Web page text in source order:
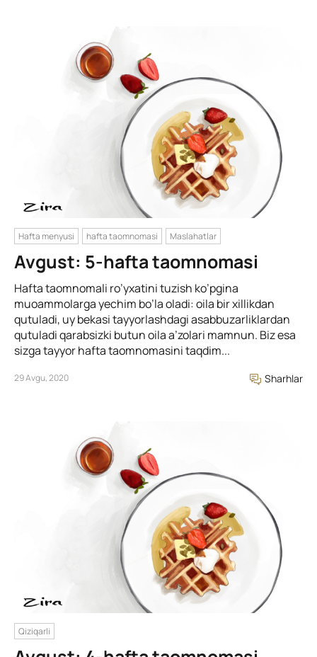
Hafta menyusi hafta taomnomasi Maslahatlar
Avgust: 5-hafta taomnomasi
Hafta taomnomali ro’yxatini tuzish ko’pgina
muoammolarga yechim bo’la oladi: oila bir xillikdan
qutuladi, uy bekasi tayyorlashdagi asabbuzarliklardan
qutuladi qarabsizki butun oila a’zolari mamnun. Biz esa
sizga tayyor hafta taomnomasini taqdim...
29 Avgu, 2020 Sharhlar
Qiziqarli